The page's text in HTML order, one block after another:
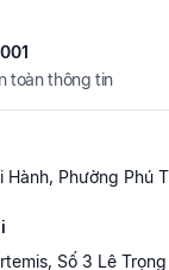
toàn thông tin
Phường Phú
Số 3 Lê